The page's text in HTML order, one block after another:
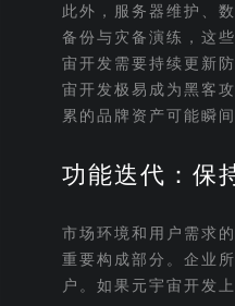
此外，服务器维护、
备份与灾备演练，这
宙开发需要持续更新
宙开发极易成为黑客
累的品牌资产可能瞬间
功能迭代：保
市场环境和用户需求
重要构成部分。企业
户。如果元宇宙开发